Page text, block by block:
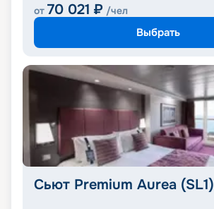
от 70 021 ₽ /чел
Выбрать
Сьют Premium Aurea (SL1)